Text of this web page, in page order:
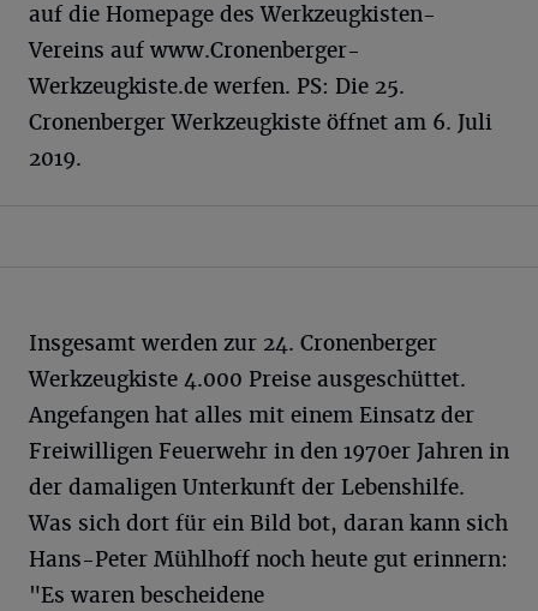
auf die Homepage des Werkzeugkisten-
Vereins auf www.Cronenberger-
Werkzeugkiste.de werfen. PS: Die 25.
Cronenberger Werkzeugkiste öffnet am 6. Juli
2019.
Insgesamt werden zur 24. Cronenberger
Werkzeugkiste 4.000 Preise ausgeschüttet.
Angefangen hat alles mit einem Einsatz der
Freiwilligen Feuerwehr in den 1970er Jahren in
der damaligen Unterkunft der Lebenshilfe.
Was sich dort für ein Bild bot, daran kann sich
Hans-Peter Mühlhoff noch heute gut erinnern:
"Es waren bescheidene